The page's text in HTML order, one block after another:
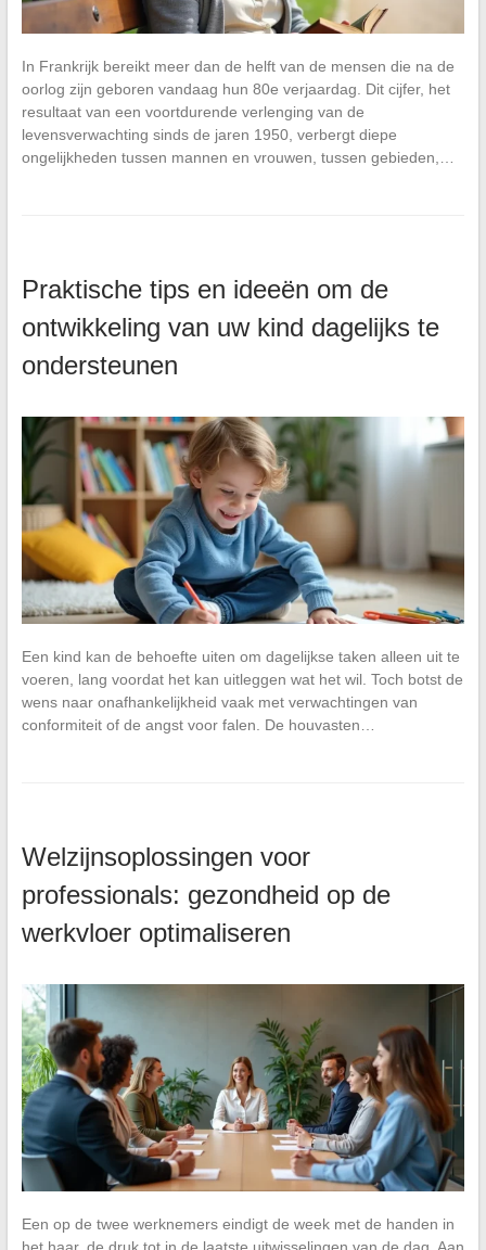
In Frankrijk bereikt meer dan de helft van de mensen die na de
oorlog zijn geboren vandaag hun 80e verjaardag. Dit cijfer, het
resultaat van een voortdurende verlenging van de
levensverwachting sinds de jaren 1950, verbergt diepe
ongelijkheden tussen mannen en vrouwen, tussen gebieden,…
Praktische tips en ideeën om de
ontwikkeling van uw kind dagelijks te
ondersteunen
Een kind kan de behoefte uiten om dagelijkse taken alleen uit te
voeren, lang voordat het kan uitleggen wat het wil. Toch botst de
wens naar onafhankelijkheid vaak met verwachtingen van
conformiteit of de angst voor falen. De houvasten…
Welzijnsoplossingen voor
professionals: gezondheid op de
werkvloer optimaliseren
Een op de twee werknemers eindigt de week met de handen in